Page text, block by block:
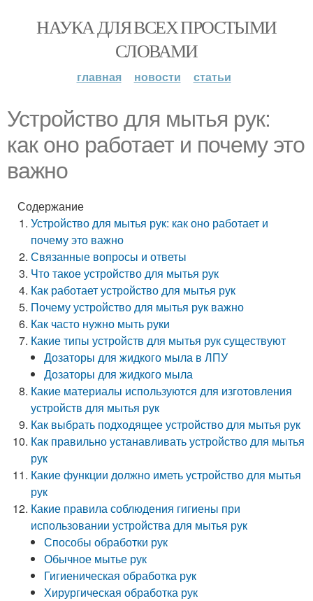
НАУКА ДЛЯ ВСЕХ ПРОСТЫМИ
СЛОВАМИ
главная новости статьи
Устройство для мытья рук:
как оно работает и почему это
важно
Содержание
Устройство для мытья рук: как оно работает и
почему это важно
Связанные вопросы и ответы
Что такое устройство для мытья рук
Как работает устройство для мытья рук
Почему устройство для мытья рук важно
Как часто нужно мыть руки
Какие типы устройств для мытья рук существуют
Дозаторы для жидкого мыла в ЛПУ
Дозаторы для жидкого мыла
Какие материалы используются для изготовления
устройств для мытья рук
Как выбрать подходящее устройство для мытья рук
Как правильно устанавливать устройство для мытья
рук
Какие функции должно иметь устройство для мытья
рук
Какие правила соблюдения гигиены при
использовании устройства для мытья рук
Способы обработки рук
Обычное мытье рук
Гигиеническая обработка рук
Хирургическая обработка рук